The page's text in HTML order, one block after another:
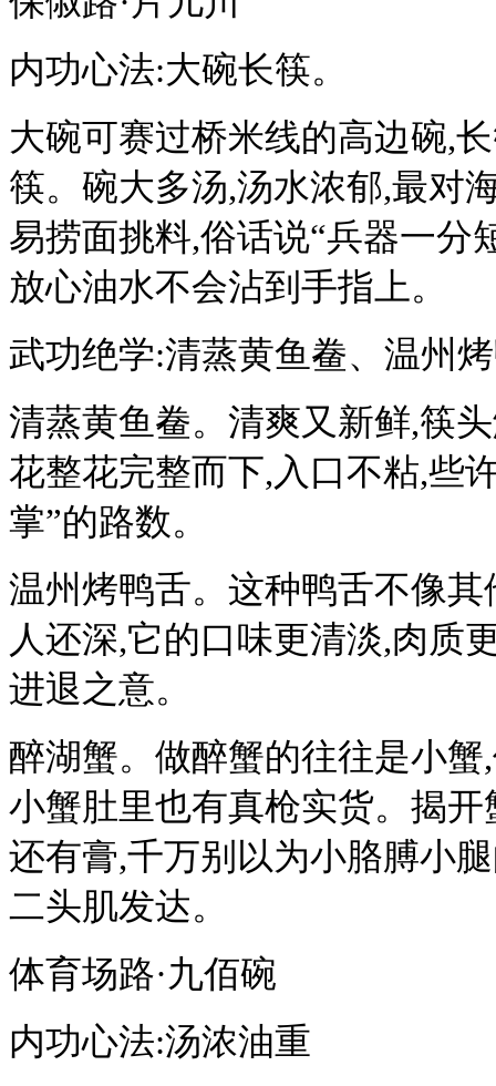
内功心法:大碗长筷。
大碗可赛过桥米线的高边碗,
筷。碗大多汤,汤水浓郁,最对
易捞面挑料,俗话说“兵器一分
放心油水不会沾到手指上。
武功绝学:清蒸黄鱼鲞、温州
清蒸黄鱼鲞。清爽又新鲜,筷
花整花完整而下,入口不粘,些
掌”的路数。
温州烤鸭舌。这种鸭舌不像
人还深,它的口味更清淡,肉质
进退之意。
醉湖蟹。做醉蟹的往往是小
小蟹肚里也有真枪实货。揭
还有膏,千万别以为小胳膊小
二头肌发达。
体育场路·九佰碗
内功心法:汤浓油重